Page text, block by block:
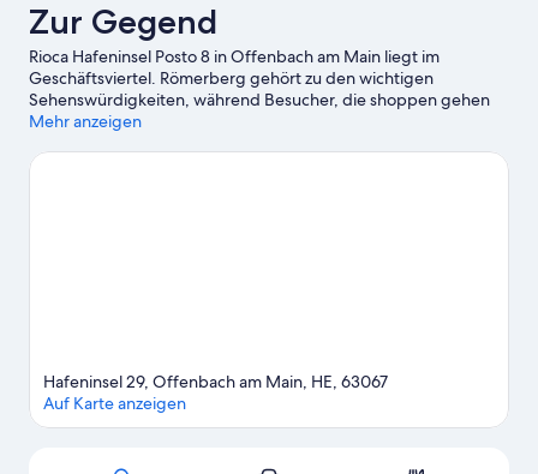
Zur Gegend
Rioca Hafeninsel Posto 8 in Offenbach am Main liegt im
Geschäftsviertel. Römerberg gehört zu den wichtigen
Sehenswürdigkeiten, während Besucher, die shoppen gehen
möchten, einen Ausflug hierhin machen sollten: MyZeil und
diese beiden Highlights: Frankfurt Eissporthalle und Zoo
Mehr anzeigen
Karte
Hafeninsel 29, Offenbach am Main, HE, 63067
Auf Karte anzeigen